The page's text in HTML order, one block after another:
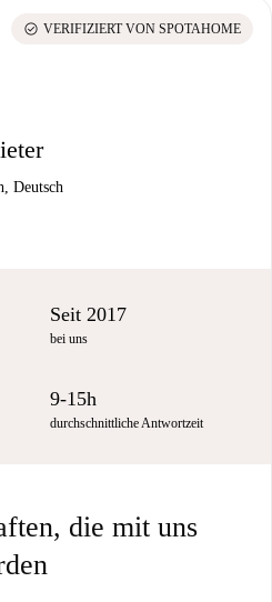
Deutsch
check_circle VERIFIZIERT VON SPOTAHOME
Seit 2017
bei uns
9-15h
durchschnittliche Antwortzeit
die mit uns